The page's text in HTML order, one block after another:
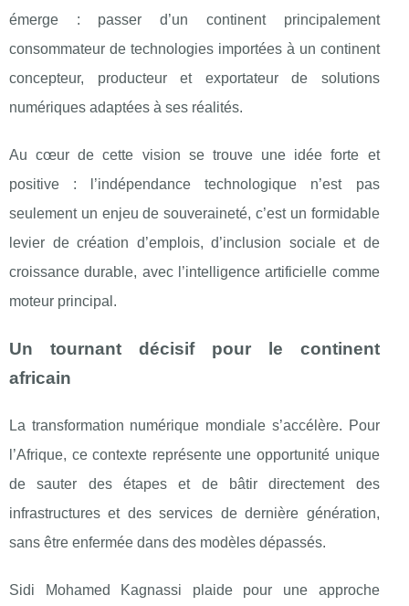
émerge : passer d’un continent principalement
consommateur de technologies importées à un continent
concepteur, producteur et exportateur de solutions
numériques adaptées à ses réalités.
Au cœur de cette vision se trouve une idée forte et
positive : l’indépendance technologique n’est pas
seulement un enjeu de souveraineté, c’est un formidable
levier de création d’emplois, d’inclusion sociale et de
croissance durable, avec l’intelligence artificielle comme
moteur principal.
Un tournant décisif pour le continent
africain
La transformation numérique mondiale s’accélère. Pour
l’Afrique, ce contexte représente une opportunité unique
de sauter des étapes et de bâtir directement des
infrastructures et des services de dernière génération,
sans être enfermée dans des modèles dépassés.
Sidi Mohamed Kagnassi plaide pour une approche